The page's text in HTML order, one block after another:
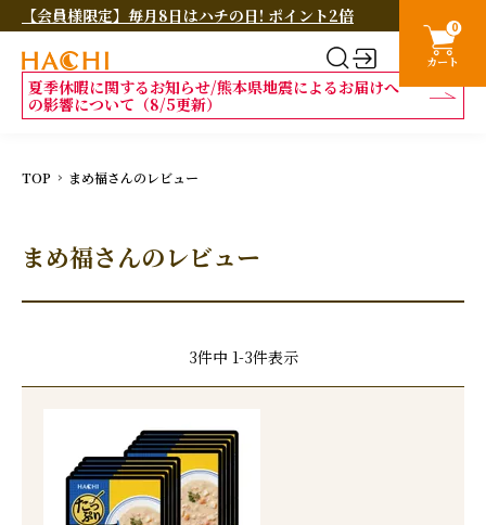
【会員様限定】毎月8日はハチの日! ポイント2倍
夏季休暇に関するお知らせ/熊本県地震によるお届けへ
の影響について（8/5更新）
0
カート
TOP まめ福さんのレビュー
まめ福さんのレビュー
3件中 1-3件表示